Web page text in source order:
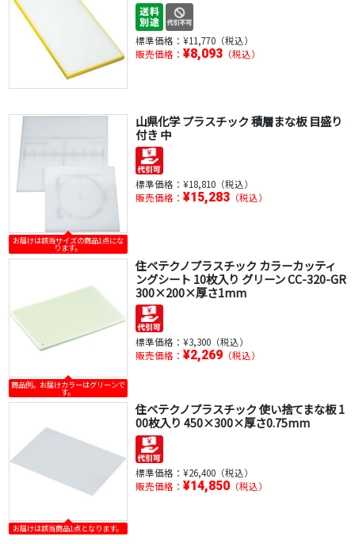
標準価格： ¥11,770（税込）
販売価格： ¥8,093（税込）
お届けは該当サイズの商品1点にな
ります。
山県化学 プラスチック 積層まな板 目盛り
付き 中
標準価格： ¥18,810（税込）
販売価格： ¥15,283（税込）
商品例。お届けカラーはグリーンで
す。
住ベテクノプラスチック カラーカッティ
ングシート 10枚入り グリーン CC-320-GR
300×200×厚さ1mm
標準価格： ¥3,300（税込）
販売価格： ¥2,269（税込）
お届けは該当商品1点となります。
住ベテクノプラスチック 使い捨てまな板 1
00枚入り 450×300×厚さ0.75mm
標準価格： ¥26,400（税込）
販売価格： ¥14,850（税込）